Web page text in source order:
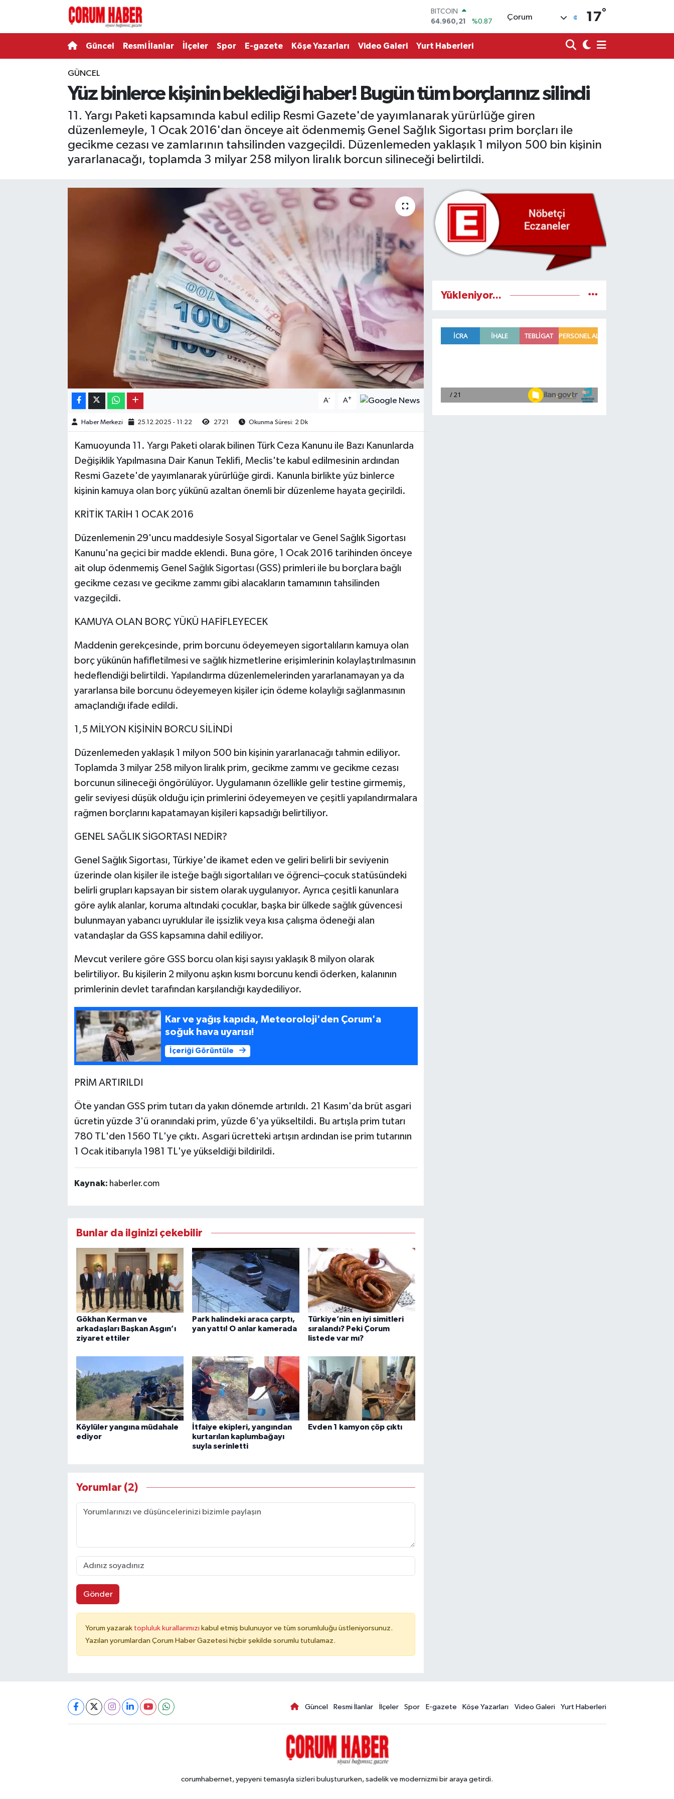
DOLAR
47,7436
%0.18
EURO
55,2510
%0.32
BİST100
13.779
%-14
BITCOIN
64.960,21
%0.87
Çorum 17°
Güncel Resmi İlanlar İlçeler Spor E-gazete Köşe Yazarları Video Galeri Yurt Haberleri
GÜNCEL
Yüz binlerce kişinin beklediği haber! Bugün tüm borçlarınız silindi
11. Yargı Paketi kapsamında kabul edilip Resmi Gazete'de yayımlanarak yürürlüğe giren
düzenlemeyle, 1 Ocak 2016'dan önceye ait ödenmemiş Genel Sağlık Sigortası prim borçları ile
gecikme cezası ve zamlarının tahsilinden vazgeçildi. Düzenlemeden yaklaşık 1 milyon 500 bin kişinin
yararlanacağı, toplamda 3 milyar 258 milyon liralık borcun silineceği belirtildi.
A- A+
Haber Merkezi 25.12.2025 - 11:22 2721 Okunma Süresi: 2 Dk
Kamuoyunda 11. Yargı Paketi olarak bilinen Türk Ceza Kanunu ile Bazı Kanunlarda
Değişiklik Yapılmasına Dair Kanun Teklifi, Meclis'te kabul edilmesinin ardından
Resmi Gazete'de yayımlanarak yürürlüğe girdi. Kanunla birlikte yüz binlerce
kişinin kamuya olan borç yükünü azaltan önemli bir düzenleme hayata geçirildi.
KRİTİK TARİH 1 OCAK 2016
Düzenlemenin 29'uncu maddesiyle Sosyal Sigortalar ve Genel Sağlık Sigortası
Kanunu'na geçici bir madde eklendi. Buna göre, 1 Ocak 2016 tarihinden önceye
ait olup ödenmemiş Genel Sağlık Sigortası (GSS) primleri ile bu borçlara bağlı
gecikme cezası ve gecikme zammı gibi alacakların tamamının tahsilinden
vazgeçildi.
KAMUYA OLAN BORÇ YÜKÜ HAFİFLEYECEK
Maddenin gerekçesinde, prim borcunu ödeyemeyen sigortalıların kamuya olan
borç yükünün hafifletilmesi ve sağlık hizmetlerine erişimlerinin kolaylaştırılmasının
hedeflendiği belirtildi. Yapılandırma düzenlemelerinden yararlanamayan ya da
yararlansa bile borcunu ödeyemeyen kişiler için ödeme kolaylığı sağlanmasının
amaçlandığı ifade edildi.
1,5 MİLYON KİŞİNİN BORCU SİLİNDİ
Düzenlemeden yaklaşık 1 milyon 500 bin kişinin yararlanacağı tahmin ediliyor.
Toplamda 3 milyar 258 milyon liralık prim, gecikme zammı ve gecikme cezası
borcunun silineceği öngörülüyor. Uygulamanın özellikle gelir testine girmemiş,
gelir seviyesi düşük olduğu için primlerini ödeyemeyen ve çeşitli yapılandırmalara
rağmen borçlarını kapatamayan kişileri kapsadığı belirtiliyor.
GENEL SAĞLIK SİGORTASI NEDİR?
Genel Sağlık Sigortası, Türkiye'de ikamet eden ve geliri belirli bir seviyenin
üzerinde olan kişiler ile isteğe bağlı sigortalıları ve öğrenci–çocuk statüsündeki
belirli grupları kapsayan bir sistem olarak uygulanıyor. Ayrıca çeşitli kanunlara
göre aylık alanlar, koruma altındaki çocuklar, başka bir ülkede sağlık güvencesi
bulunmayan yabancı uyruklular ile işsizlik veya kısa çalışma ödeneği alan
vatandaşlar da GSS kapsamına dahil ediliyor.
Mevcut verilere göre GSS borcu olan kişi sayısı yaklaşık 8 milyon olarak
belirtiliyor. Bu kişilerin 2 milyonu aşkın kısmı borcunu kendi öderken, kalanının
primlerinin devlet tarafından karşılandığı kaydediliyor.
Kar ve yağış kapıda, Meteoroloji'den Çorum'a
soğuk hava uyarısı!
İçeriği Görüntüle
PRİM ARTIRILDI
Öte yandan GSS prim tutarı da yakın dönemde artırıldı. 21 Kasım'da brüt asgari
ücretin yüzde 3'ü oranındaki prim, yüzde 6'ya yükseltildi. Bu artışla prim tutarı
780 TL'den 1560 TL'ye çıktı. Asgari ücretteki artışın ardından ise prim tutarının
1 Ocak itibarıyla 1981 TL'ye yükseldiği bildirildi.
Kaynak: haberler.com
Bunlar da ilginizi çekebilir
Gökhan Kerman ve
arkadaşları Başkan Aşgın’ı
ziyaret ettiler
Park halindeki araca çarptı,
yan yattı! O anlar kamerada
Türkiye’nin en iyi simitleri
sıralandı? Peki Çorum
listede var mı?
Köylüler yangına müdahale
ediyor
İtfaiye ekipleri, yangından
kurtarılan kaplumbağayı
suyla serinletti
Evden 1 kamyon çöp çıktı
Yorumlar (2)
Gönder
Yorum yazarak topluluk kurallarımızı kabul etmiş bulunuyor ve tüm sorumluluğu üstleniyorsunuz.
Yazılan yorumlardan Çorum Haber Gazetesi hiçbir şekilde sorumlu tutulamaz.
Yükleniyor...
Güncel Resmi İlanlar İlçeler Spor E-gazete Köşe Yazarları Video Galeri Yurt Haberleri
corumhabernet, yepyeni temasıyla sizleri buluştururken, sadelik ve modernizmi bir araya getirdi.
Resmi İlanlar
Boğazkale
Uğurludağ
Çorum Namaz Vakitleri
Trafik Durumu
Süper Lig Puan Durumu ve Fikstür
Tüm Manşetler